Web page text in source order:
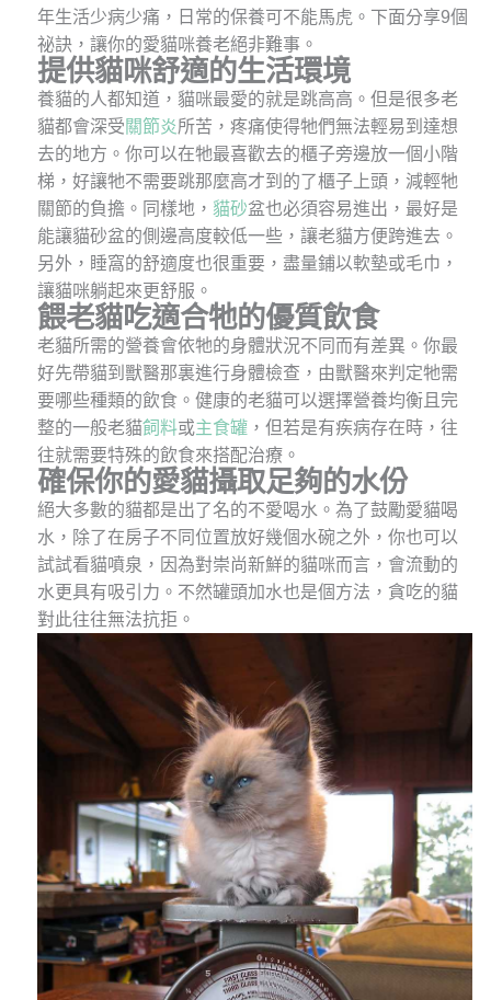
年生活少病少痛，日常的保養可不能馬虎。下面分享9個
祕訣，讓你的愛貓咪養老絕非難事。
提供貓咪舒適的生活環境
養貓的人都知道，貓咪最愛的就是跳高高。但是很多老
貓都會深受關節炎所苦，疼痛使得牠們無法輕易到達想
去的地方。你可以在牠最喜歡去的櫃子旁邊放一個小階
梯，好讓牠不需要跳那麼高才到的了櫃子上頭，減輕牠
關節的負擔。同樣地， 貓砂盆也必須容易進出，最好是
能讓貓砂盆的側邊高度較低一些，讓老貓方便跨進去。
另外，睡窩的舒適度也很重要，盡量鋪以軟墊或毛巾，
讓貓咪躺起來更舒服。
餵老貓吃適合牠的優質飲食
老貓所需的營養會依牠的身體狀況不同而有差異。你最
好先帶貓到獸醫那裏進行身體檢查，由獸醫來判定牠需
要哪些種類的飲食。健康的老貓可以選擇營養均衡且完
整的一般老貓飼料或主食罐，但若是有疾病存在時，往
往就需要特殊的飲食來搭配治療。
確保你的愛貓攝取足夠的水份
絕大多數的貓都是出了名的不愛喝水。為了鼓勵愛貓喝
水，除了在房子不同位置放好幾個水碗之外，你也可以
試試看貓噴泉，因為對崇尚新鮮的貓咪而言，會流動的
水更具有吸引力。不然罐頭加水也是個方法，貪吃的貓
對此往往無法抗拒。